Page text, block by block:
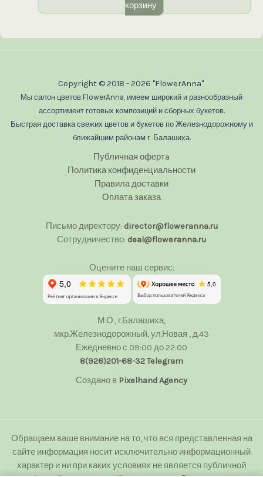
корзину
Copyright © 2018 - 2026 "FlowerAnna"
Мы салон цветов FlowerAnna, имеем широкий и разнообразный
ассортимент готовых композиций и сборных букетов.
Быстрая доставка свежих цветов и букетов по Железнодорожному и
ближайшим районам г .Балашиха.
Публичная офертa
Политика конфиденциальности
Правила доставки
Оплата заказа
Письмо директору: director@floweranna.ru
Сотрудничество: deal@floweranna.ru
Оцените наш сервис:
М.О., г.Балашиха,
мкр.Железнодорожный, ул.Новая , д.43
Ежедневно с 09:00 до 22:00
8(926)201-68-32Telegram
Создано в Pixelhand Agency
Обращаем ваше внимание на то, что вся представленная на
сайте информация носит исключительно информационный
характер и ни при каких условиях не является публичной